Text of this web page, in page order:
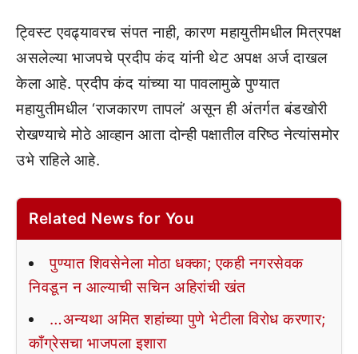
ट्विस्ट एवढ्यावरच संपत नाही, कारण महायुतीमधील मित्रपक्ष
असलेल्या भाजपचे प्रदीप कंद यांनी थेट अपक्ष अर्ज दाखल
केला आहे. प्रदीप कंद यांच्या या पावलामुळे पुण्यात
महायुतीमधील ‘राजकारण तापलं’ असून ही अंतर्गत बंडखोरी
रोखण्याचे मोठे आव्हान आता दोन्ही पक्षातील वरिष्ठ नेत्यांसमोर
उभे राहिले आहे.
Related News for You
पुण्यात शिवसेनेला मोठा धक्का; एकही नगरसेवक
निवडून न आल्याची सचिन अहिरांची खंत
…अन्यथा अमित शहांच्या पुणे भेटीला विरोध करणार;
काँग्रेसचा भाजपला इशारा